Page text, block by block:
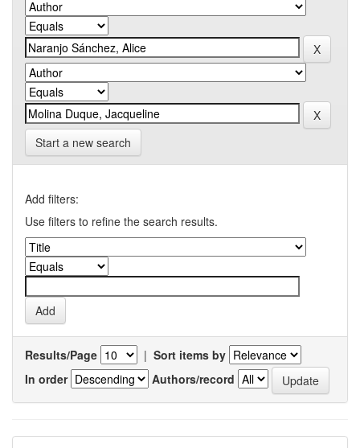
Start a new search
Add filters:
Use filters to refine the search results.
Results/Page | Sort items by
In order
Authors/record